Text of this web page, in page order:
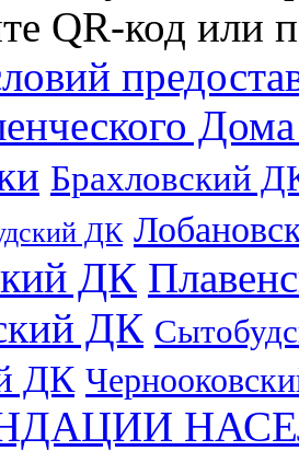
QR-код или
Брахловский
ДК
ДК
ДК
ДК